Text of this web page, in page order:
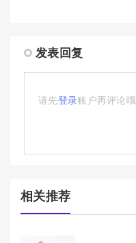
发表回复
请先登录账户再评论哦
相关推荐